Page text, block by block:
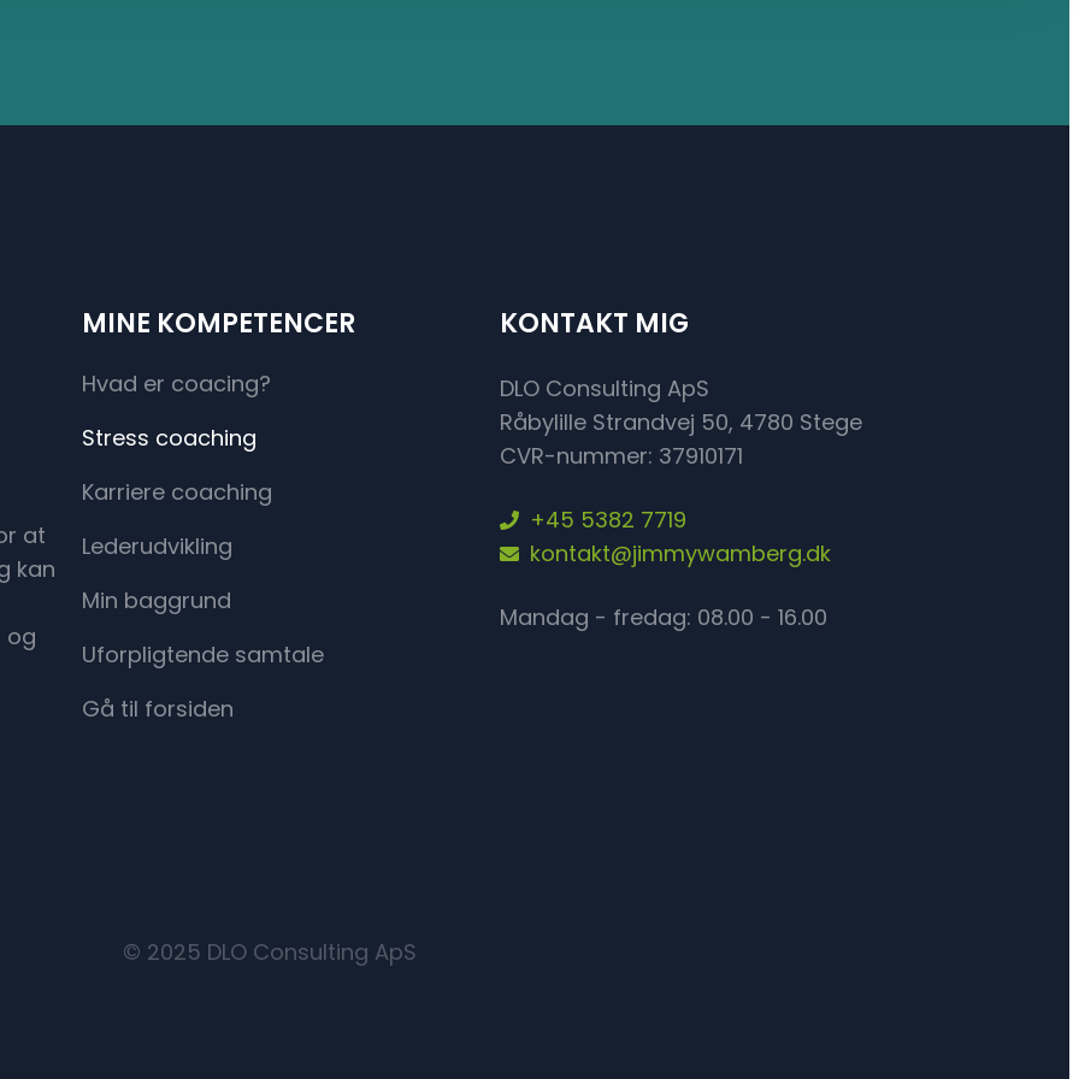
at
kan
og
MINE KOMPETENCER
Hvad er coacing?
Stress coaching
Karriere coaching
Lederudvikling
Min baggrund
Uforpligtende samtale
Gå til forsiden
KONTAKT MIG
DLO Consulting ApS
Råbylille Strandvej 50, 4780 Stege
CVR-nummer: 37910171
+45 5382 7719
kontakt@jimmywamberg.dk
Mandag - fredag: 08.00 - 16.00
© 2025 DLO Consulting ApS